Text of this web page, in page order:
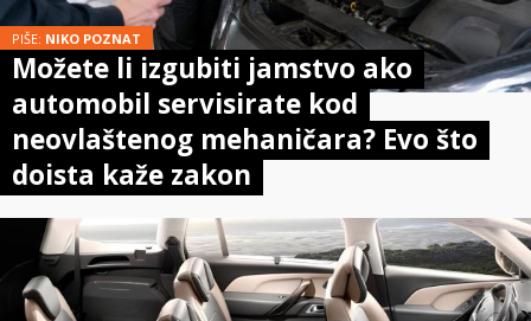
PIŠE: NIKO POZNAT
Možete li izgubiti jamstvo ako
automobil servisirate kod
neovlaštenog mehaničara? Evo što
doista kaže zakon